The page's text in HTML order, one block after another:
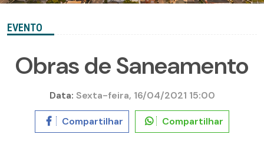
EVENTO
Obras de Saneamento
Data: Sexta-feira, 16/04/2021 15:00
Compartilhar Compartilhar